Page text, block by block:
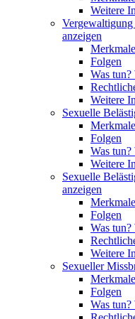
Weitere
anzeigen
Folgen
Was
Weitere
Sexuelle
Folgen
Was
Weitere
Sexuelle
anzeigen
Folgen
Was
Weitere
Sexueller
Folgen
Was